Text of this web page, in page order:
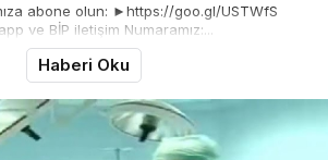
abone olun: ►https://goo.gl/USTWfS
ve BİP iletişim Numaramız:...
Haberi Oku